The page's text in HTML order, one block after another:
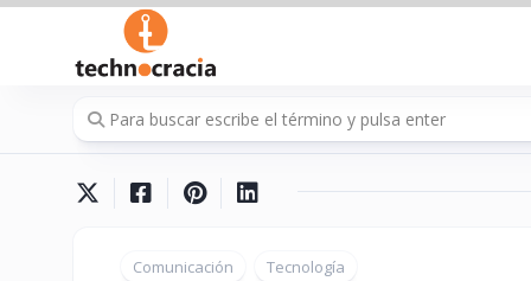
Saltar
contenido
Comunicación Tecnología